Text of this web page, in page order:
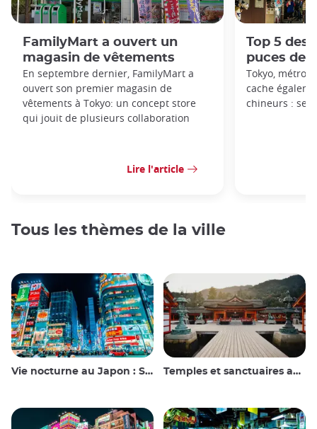
FamilyMart a ouvert un
magasin de vêtements
En septembre dernier, FamilyMart a
ouvert son premier magasin de
vêtements à Tokyo: un concept store
qui jouit de plusieurs collaboration
Lire l'article
Top 5 des
puces de
Tokyo,
cache
chineurs : ses
Tous les thèmes de la ville
Vie nocturne au Japon : Sortir, voir et boire Temples et sanctuaires au Japon